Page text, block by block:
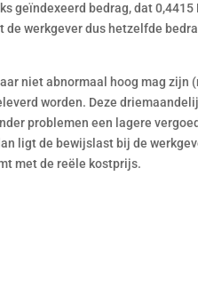
geïndexeerd bedrag, dat 0,4415
werkgever dus hetzelfde
niet abnormaal hoog mag zijn
worden. Deze
problemen een lagere
ligt de bewijslast bij de
met de reële kostprijs.